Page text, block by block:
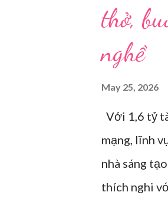
thở,
nghề
May 25, 2026
Với 1,6 tỷ
mạng, lĩnh
nhà sáng
thích nghi